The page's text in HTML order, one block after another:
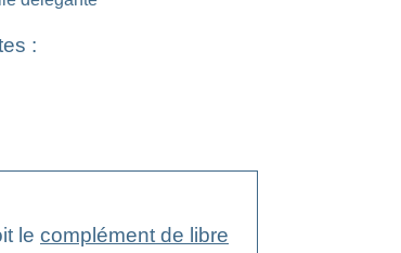
:
le complément de libre